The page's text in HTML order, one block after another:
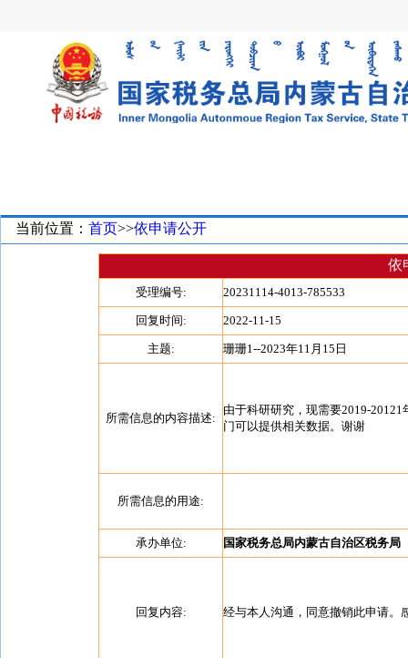
当前位置： 首页>>依申请公开
依
受理编号: 20231114-4013-785533
回复时间: 2022-11-15
主题: 珊珊1--2023年11月15日
所需信息的内容描述:
由于科研研究，现需要2019-
门可以提供相关数据。谢谢
所需信息的用途:
承办单位: 国家税务总局内蒙古自治区税务局
回复内容: 经与本人沟通，同意撤销此申请。